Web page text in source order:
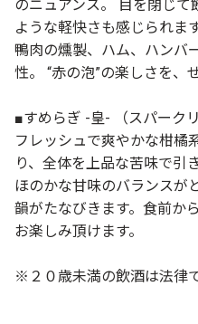
のニュアンス。 目を閉じ
ような軽快さも感じられます
鴨肉の燻製、ハム、ハンバ
性。 “赤の泡”の楽しさを、
■すめらぎ -皇- （スパー
フレッシュで爽やかな柑橘
り、全体を上品な苦味で引
ほのかな甘味のバランスが
韻がたなびきます。食前か
お楽しみ頂けます。
※２０歳未満の飲酒は法律